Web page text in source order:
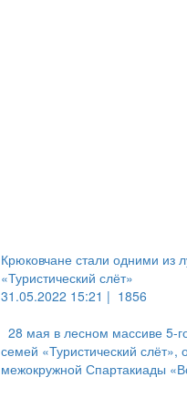
Крюковчане стали одними из
«Туристический слёт»
31.05.2022 15:21 | 1856
28 мая в лесном массиве 5-
семей «Туристический слёт»,
межокружной Спартакиады